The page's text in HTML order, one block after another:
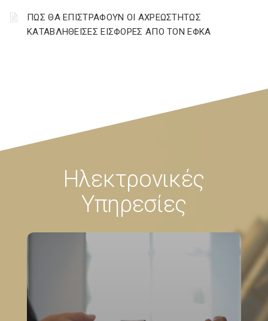
ΠΩΣ ΘΑ ΕΠΙΣΤΡΑΦΟΥΝ ΟΙ ΑΧΡΕΩΣΤΗΤΩΣ
ΚΑΤΑΒΛΗΘΕΙΣΕΣ ΕΙΣΦΟΡΕΣ ΑΠΟ ΤΟΝ ΕΦΚΑ
Ηλεκτρονικές
Υπηρεσίες